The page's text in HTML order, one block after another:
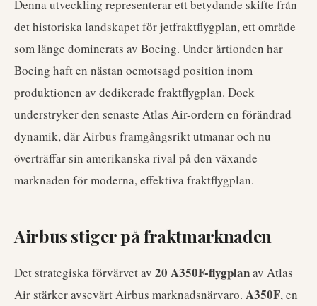
Denna utveckling representerar ett betydande skifte från
det historiska landskapet för jetfraktflygplan, ett område
som länge dominerats av Boeing. Under årtionden har
Boeing haft en nästan oemotsagd position inom
produktionen av dedikerade fraktflygplan. Dock
understryker den senaste Atlas Air-ordern en förändrad
dynamik, där Airbus framgångsrikt utmanar och nu
överträffar sin amerikanska rival på den växande
marknaden för moderna, effektiva fraktflygplan.
Airbus stiger på fraktmarknaden
Det strategiska förvärvet av 20 A350F-flygplanav Atlas
Air stärker avsevärt Airbus marknadsnärvaro. A350F, en